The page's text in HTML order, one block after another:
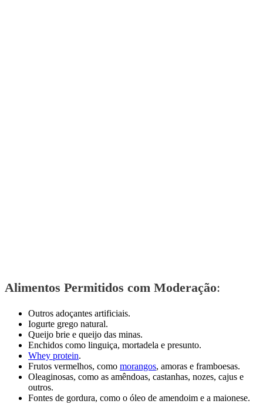
Alimentos Permitidos com Moderação:
Outros adoçantes artificiais.
Iogurte grego natural.
Queijo brie e queijo das minas.
Enchidos como linguiça, mortadela e presunto.
Whey protein.
Frutos vermelhos, como morangos, amoras e framboesas.
Oleaginosas, como as amêndoas, castanhas, nozes, cajus e
outros.
Fontes de gordura, como o óleo de amendoim e a maionese.